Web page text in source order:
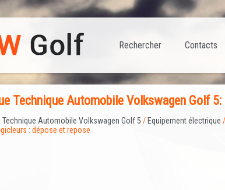
Contacts
Rechercher
Technique Automobile Volkswagen Golf
Technique Automobile Volkswagen Golf 5 / Equipement électrique /
: dépose et repose